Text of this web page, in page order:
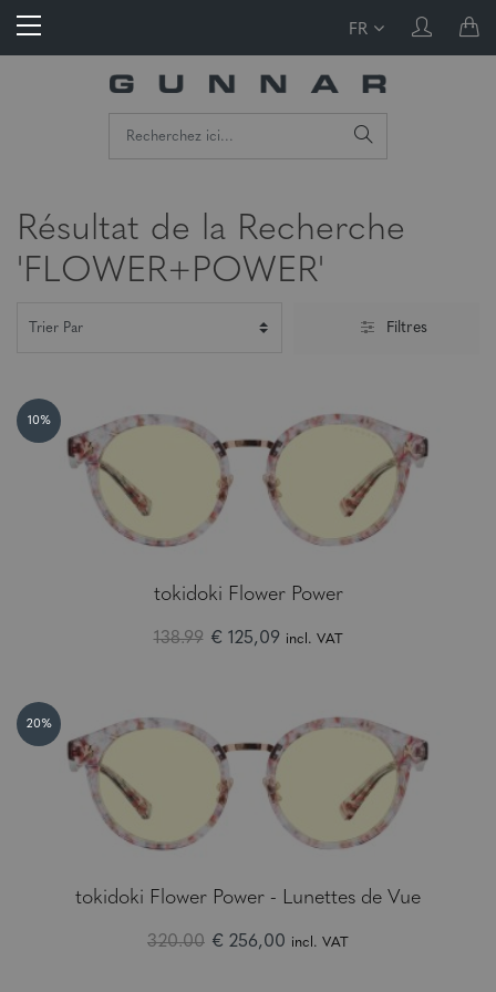
FR
Résultat de la Recherche
'FLOWER+POWER'
Filtres
10%
tokidoki Flower Power
138.99 € 125,09 incl. VAT
20%
tokidoki Flower Power - Lunettes de Vue
320.00 € 256,00 incl. VAT